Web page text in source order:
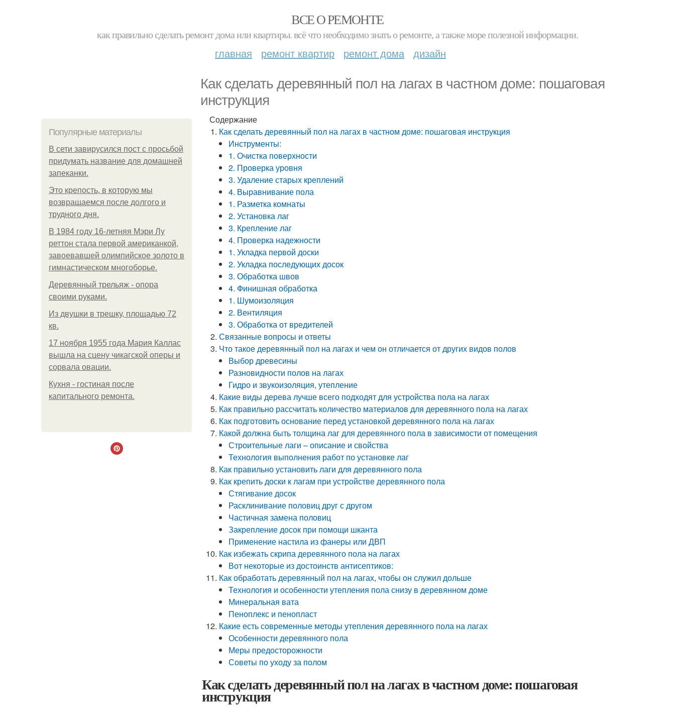
ВСЕ О РЕМОНТЕ
как правильно сделать ремонт дома или квартиры. всё что необходимо знать о ремонте, а также море полезной информации.
главная ремонт квартир ремонт дома дизайн
Как сделать деревянный пол на лагах в частном доме: пошаговая
инструкция
Популярные материалы
В сети завирусился пост с просьбой
придумать название для домашней
запеканки.
Это крепость, в которую мы
возвращаемся после долгого и
трудного дня.
В 1984 году 16-летняя Мэри Лу
реттон стала первой американкой,
завоевавшей олимпийское золото в
гимнастическом многоборье.
Деревянный трельяж - опора
своими руками.
Из двушки в трешку, площадью 72
кв.
17 ноября 1955 года Мария Каллас
вышла на сцену чикагской оперы и
сорвала овации.
Кухня - гостиная после
капитального ремонта.
Содержание
Как сделать деревянный пол на лагах в частном доме: пошаговая инструкция
Инструменты:
1. Очистка поверхности
2. Проверка уровня
3. Удаление старых креплений
4. Выравнивание пола
1. Разметка комнаты
2. Установка лаг
3. Крепление лаг
4. Проверка надежности
1. Укладка первой доски
2. Укладка последующих досок
3. Обработка швов
4. Финишная обработка
1. Шумоизоляция
2. Вентиляция
3. Обработка от вредителей
Связанные вопросы и ответы
Что такое деревянный пол на лагах и чем он отличается от других видов полов
Выбор древесины
Разновидности полов на лагах
Гидро и звукоизоляция, утепление
Какие виды дерева лучше всего подходят для устройства пола на лагах
Как правильно рассчитать количество материалов для деревянного пола на лагах
Как подготовить основание перед установкой деревянного пола на лагах
Какой должна быть толщина лаг для деревянного пола в зависимости от помещения
Строительные лаги – описание и свойства
Технология выполнения работ по установке лаг
Как правильно установить лаги для деревянного пола
Как крепить доски к лагам при устройстве деревянного пола
Стягивание досок
Расклинивание половиц друг с другом
Частичная замена половиц
Закрепление досок при помощи шканта
Применение настила из фанеры или ДВП
Как избежать скрипа деревянного пола на лагах
Вот некоторые из достоинств антисептиков:
Как обработать деревянный пол на лагах, чтобы он служил дольше
Технология и особенности утепления пола снизу в деревянном доме
Минеральная вата
Пеноплекс и пенопласт
Какие есть современные методы утепления деревянного пола на лагах
Особенности деревянного пола
Меры предосторожности
Советы по уходу за полом
Как сделать деревянный пол на лагах в частном доме: пошаговая
инструкция